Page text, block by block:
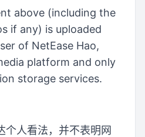
above (including the
if any) is uploaded
of NetEase Hao,
platform and only
storage services.
个人看法，并不表明网